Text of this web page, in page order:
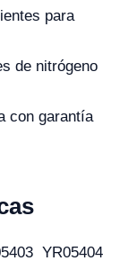
para
de nitrógeno
con garantía
YR05404